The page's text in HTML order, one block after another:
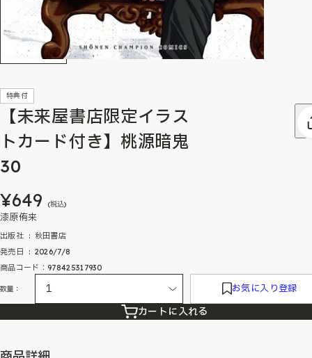
特典付
【未来屋書店限定イラス
トカード付き】桃源暗鬼
30
¥649 (税込)
漆原侑来
出版社 ‏ : ‎ 秋田書店
発売日 ‏ : ‎ 2026/7/8
商品コード：978425317930
数量： お気に入り登録
カートに入れる